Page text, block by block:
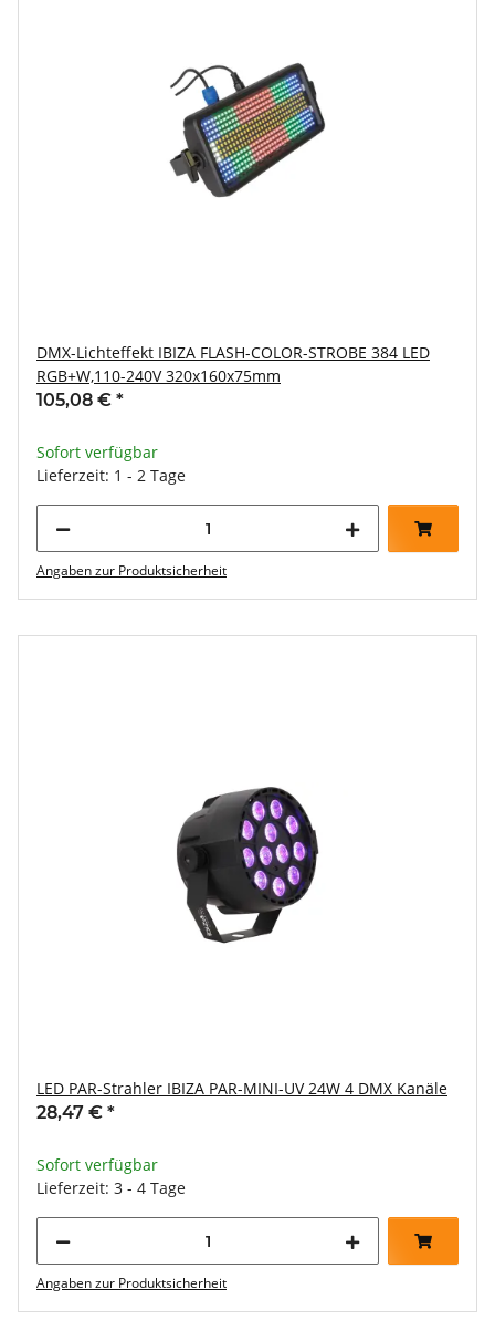
DMX-Lichteffekt IBIZA FLASH-COLOR-STROBE 384 LED
RGB+W,110-240V 320x160x75mm
105,08 € *
Sofort verfügbar
Lieferzeit: 1 - 2 Tage
Angaben zur Produktsicherheit
LED PAR-Strahler IBIZA PAR-MINI-UV 24W 4 DMX Kanäle
28,47 € *
Sofort verfügbar
Lieferzeit: 3 - 4 Tage
Angaben zur Produktsicherheit